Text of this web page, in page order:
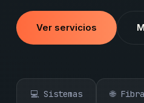
Ver servicios
💻 Sistemas 🌐